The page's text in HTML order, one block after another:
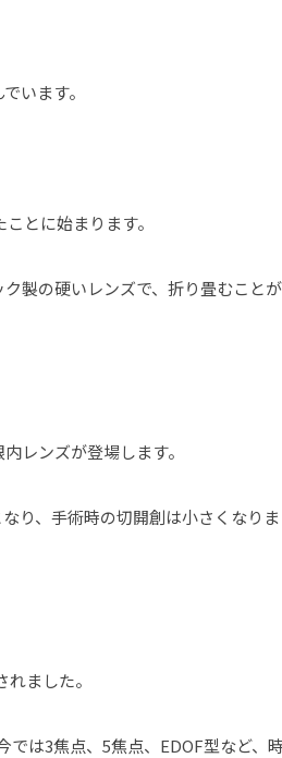
います。
とに始まります。
製の硬いレンズで、折り畳むことが
レンズが登場します。
り、手術時の切開創は小さくなりま
ました。
では3焦点、5焦点、EDOF型など、